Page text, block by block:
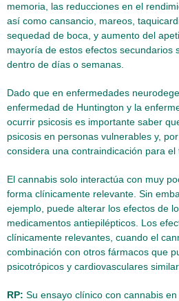
memoria, las reducciones en el
así como cansancio, mareos,
sequedad de boca, y aumento del
mayoría de estos efectos secundarios
dentro de días o semanas.
Dado que en enfermedades
enfermedad de Huntington y la
ocurrir psicosis es importante saber
psicosis en personas vulnerables y,
considera una contraindicación para el
El cannabis solo interactúa con muy
forma clínicamente relevante. Sin
ejemplo, puede alterar los efectos de
medicamentos antiepilépticos. Los
clínicamente relevantes, cuando el
combinación con otros fármacos que
psicotrópicos y cardiovasculares
RP: Su ensayo clínico con cannabis